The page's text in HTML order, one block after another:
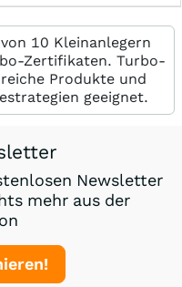
10 Kleinanlegern
Zertifikaten. Turbo-
Produkte und
geeignet.
Newsletter
mehr aus der